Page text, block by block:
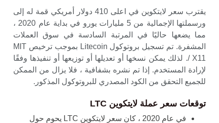
يقترب سعر لايتكوين في اعلى 410 دولار أمريكي قمة له إلى
ورسملتها الإجمالية من 5 مليارات يورو في بداية عام 2020 ،
مما يضعها حاليًا في المرتبة السادسة في سوق العملات
المشفرة. تم تسجيل بروتوكول Litecoin بموجب ترخيص MIT
/ X11. لذلك يمكن نسخها أو تعديلها أو توزيعها أو تنفيذها وفقًا
لإرادة المستخدم. إذا تم نشره بشفافية ، فلا يزال من الممكن
للجميع التحقق من الكود المصدري للبروتوكول المذكور.
توقعات سعر عملة لايتكوين LTC
في عام 2020 ، كان سعر لايتكوين LTC يحوم حول